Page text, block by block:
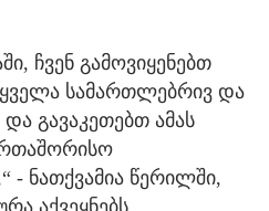
ჩვენ გამოვიყენებთ
სამართლებრივ და
გავაკეთებთ ამას
- ნათქვამია წერილში,